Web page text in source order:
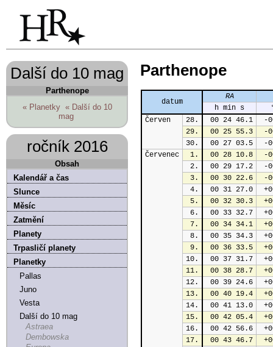
Další do 10 mag
Parthenope
« Planetky « Další do 10
mag
ročník 2016
Obsah
Kalendář a čas
Slunce
Měsíc
Zatmění
Planety
Trpasličí planety
Planetky
Pallas
Juno
Vesta
Další do 10 mag
Astraea
Dembowska
Parthenope
datum
RA
h min s
Červen
28. 00 24 46.1
-
29.
00 25 55.3
-
30.
00 27 03.5
-
Červenec
1. 00 28 10.8
-
2.
00 29 17.2
-
3.
00 30 22.6
-
4.
00 31 27.0
5.
00 32 30.3
6.
00 33 32.7
7.
00 34 34.1
8.
00 35 34.3
9.
00 36 33.5
10.
00 37 31.7
11.
00 38 28.7
12.
00 39 24.6
13.
00 40 19.4
14.
00 41 13.0
15.
00 42 05.4
16.
00 42 56.6
17.
00 43 46.7